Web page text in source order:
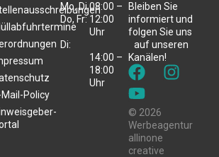
Mail-Policy
Mo, Di,
Do, Fr:
Di:
08:00 –
12:00
Uhr
14:00 –
18:00
Uhr
Bleiben Sie
informiert und
folgen Sie uns
auf unseren
Kanälen!
© 2026
Werbeagentur
allinone
creative